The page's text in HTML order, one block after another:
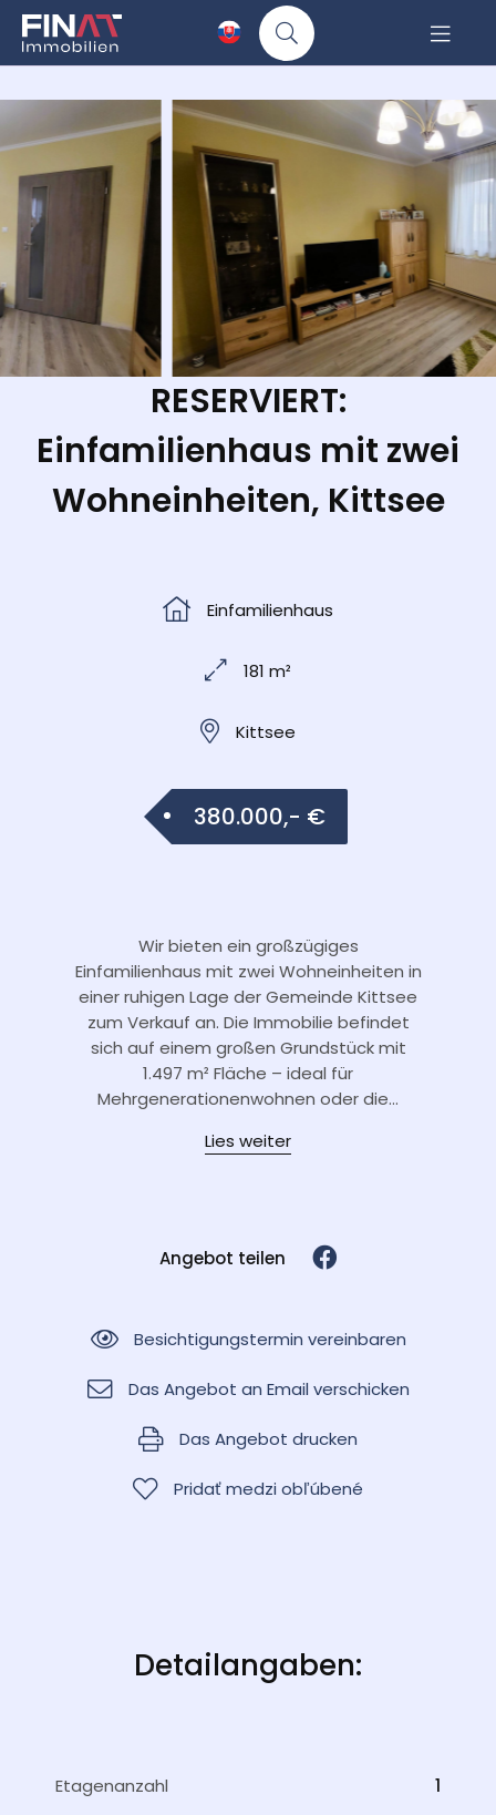
RESERVIERT:
Einfamilienhaus mit zwei
Wohneinheiten, Kittsee
Einfamilienhaus
181 m²
Kittsee
380.000,- €
Wir bieten ein großzügiges
Einfamilienhaus mit zwei Wohneinheiten in
einer ruhigen Lage der Gemeinde Kittsee
zum Verkauf an. Die Immobilie befindet
sich auf einem großen Grundstück mit
1.497 m² Fläche – ideal für
Mehrgenerationenwohnen oder die...
Lies weiter
Angebot teilen
Besichtigungstermin vereinbaren
Das Angebot an Email verschicken
Das Angebot drucken
Pridať medzi obľúbené
Detailangaben:
Etagenanzahl 1